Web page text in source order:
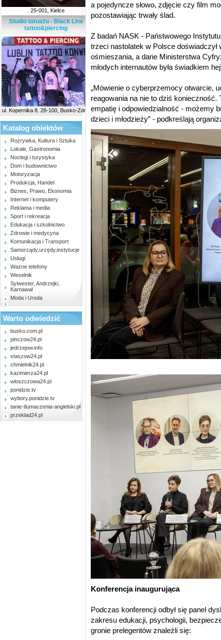
. 25-001, Kielce
Studio tatuażu - Black Line
tattoo&piercing
ul. Kopernika 8. 28-100, Busko-Zdrój
Katalog obiektów
Rozrywka, Kultura i Sztuka
Lokale, Gastronomia
Noclegi i turystyka
Dom i budownictwo
Motoryzacja
Produkcja, Handel
Biznes, Prawo, Ekonomia
Internet i komputery
Reklama i media
Sport i rekreacja
Edukacja i szkolnictwo
Zdrowie i medycyna
Komunikacja i Transport
Samorządy,urzędy,instytucje
Usługi
Ważne telefony
Weselnik
Sylwester, Andrzejki,
Karnawał
Moda i Uroda
Warto odwiedzić
busko.com.pl
pinczow24.pl
jedrzejow.info
staszow24.pl
chmielnik24.pl
kazimierza24.pl
wloszczowa24.pl
ponidzie.tv
wybory.ponidzie.tv
tanie-tlumaczenia-angielski.pl
przeklad24.pl
a pojedyncze słowo, zdjęcie czy film
pozostawiając trwały ślad.
Z badań NASK - Państwowego
trzeci nastolatek w Polsce doświadczył
ośmieszania, a dane Ministerstwa
młodych internautów była świadkiem
„Mówienie o cyberprzemocy otwarcie,
reagowania na nie to dziś
empatię i odpowiedzialność - możemy
dzieci i młodzieży” - podkreślają
Konferencja inaugurująca
Podczas konferencji odbył się panel
zakresu edukacji, psychologii,
gronie prelegentów znaleźli się: